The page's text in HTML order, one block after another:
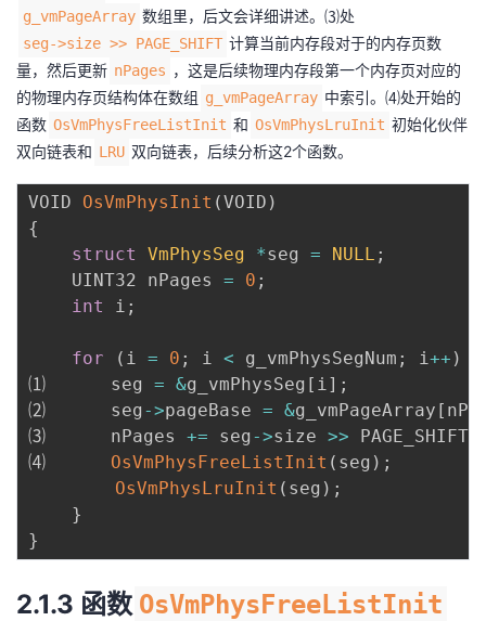
g_vmPageArray 数组里，后文会详细讲述。⑶处
seg->size >> PAGE_SHIFT 计算当前内存段对于的内存页数
量，然后更新 nPages ，这是后续物理内存段第一个内存页对应的
的物理内存页结构体在数组 g_vmPageArray 中索引。⑷处开始的
函数 OsVmPhysFreeListInit 和 OsVmPhysLruInit 初始化伙伴
双向链表和 LRU 双向链表，后续分析这2个函数。
VOID OsVmPhysInit (VOID )
{
struct
VmPhysSeg *seg = NULL ;
    UINT32 nPages
= 0 ;
int
i ;
for ( i = 0 ; i < g_vmPhysSegNum ; i++ )
⑴      seg = &g_vmPhysSeg [ i] ;
⑵      seg ->pageBase = &g_vmPageArray [
⑶      nPages += seg ->size >> PAGE_SHIFT
⑷ OsVmPhysFreeListInit ( seg ) ;
OsVmPhysLruInit ( seg ) ;
}
}
2.1.3 函数 OsVmPhysFreeListInit